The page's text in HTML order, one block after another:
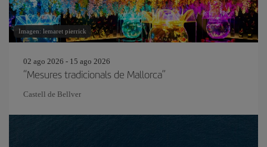
Imagen: lemaret pierrick
02 ago 2026 - 15 ago 2026
“Mesures tradicionals de Mallorca”
Castell de Bellver